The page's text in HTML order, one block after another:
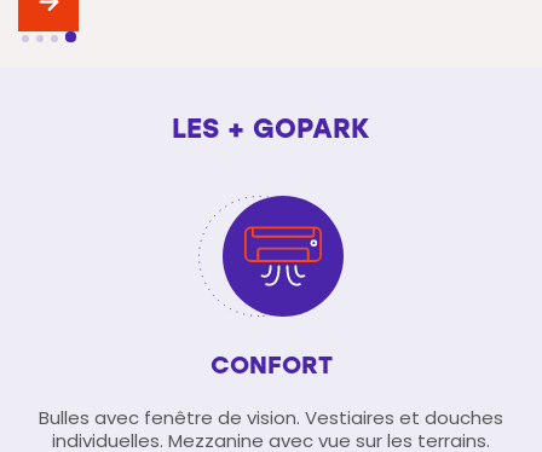
LES + GOPARK
CONFORT
Bulles avec fenêtre de vision. Vestiaires et douches
individuelles. Mezzanine avec vue sur les terrains.